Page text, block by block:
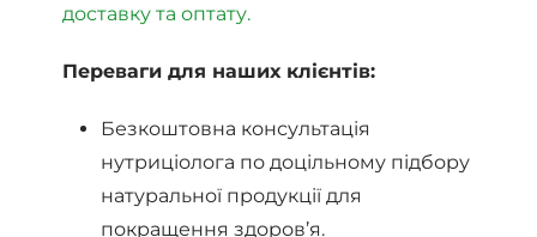
доставку та оптату.
Переваги для наших клієнтів:
Безкоштовна консультація
нутриціолога по доцільному підбору
натуральної продукції для
покращення здоров’я.